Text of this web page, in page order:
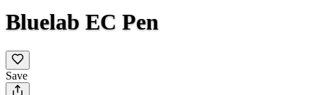
Bluelab EC Pen
Save